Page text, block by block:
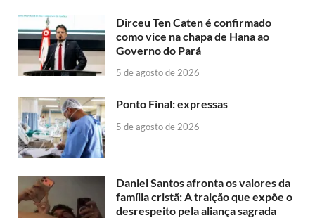
Dirceu Ten Caten é confirmado
como vice na chapa de Hana ao
Governo do Pará
5 de agosto de 2026
Ponto Final: expressas
5 de agosto de 2026
Daniel Santos afronta os valores da
família cristã: A traição que expõe o
desrespeito pela aliança sagrada